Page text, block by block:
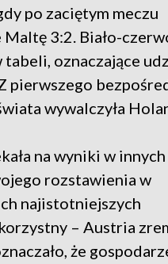
po zaciętym meczu
Maltę 3:2. Biało-
oznaczające
pierwszego
wywalczyła
na wyniki w innych
rozstawienia w
najistotniejszych
– Austria
że